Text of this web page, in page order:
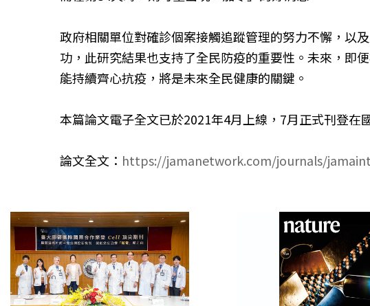
政府相關單位對確診個案接觸追蹤管理的努力不懈，以
功，此研究結果也支持了全民防疫的重要性。未來，即
能持續齊心抗疫，將是未來全民健康的關鍵。
本篇論文電子全文已於2021年4月上線，7月正式刊登在
論文全文： https://jamanetwork.com/journals/